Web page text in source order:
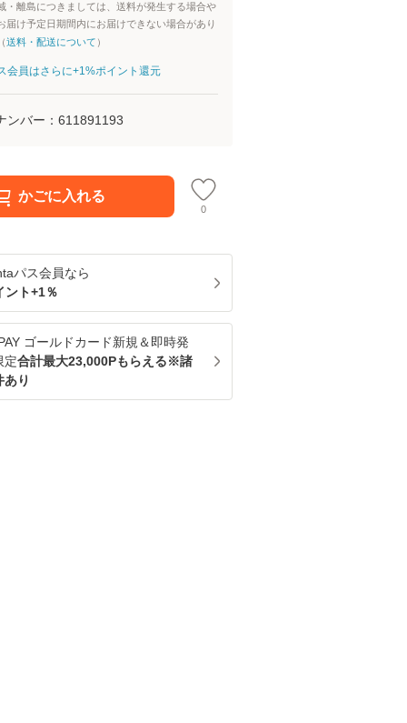
・離島につきましては、送料が発生する場合や
届け予定日期間内にお届けできない場合があり
送料・配送について ）
会員はさらに+1%ポイント還元
ンバー： 611891193
かごに入れる
0
パス会員なら
ント+1％
ゴールドカード新規＆即時発
定合計最大23,000Pもらえる※諸
あり